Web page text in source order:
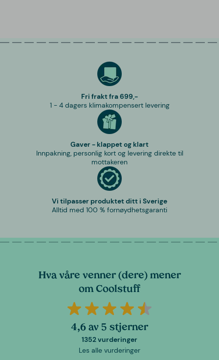
Fri frakt fra 699,-
1 - 4 dagers klimakompensert levering
Gaver - klappet og klart
Innpakning, personlig kort og levering direkte til
mottakeren
Vi tilpasser produktet ditt i Sverige
Alltid med 100 % fornøydhetsgaranti
Hva våre venner (dere) mener
om Coolstuff
4,6 av 5 stjerner
1352 vurderinger
Les alle vurderinger